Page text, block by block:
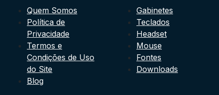
Quem Somos
Política de
Privacidade
Termos e
Condições de Uso
do Site
Blog
Gabinetes
Teclados
Headset
Mouse
Fontes
Downloads